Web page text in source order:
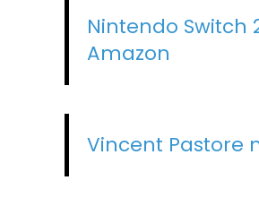
Nintendo Switch
Amazon
Vincent Pastore